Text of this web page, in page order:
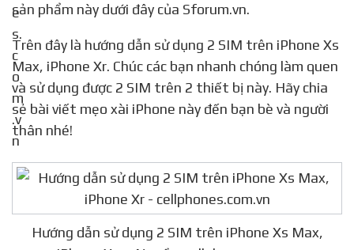
Nếu có dự định mua sắm iPhone Xs Max và iPhone
Xr, bạn nên đọc hướng dẫn sử dụng 2 SIM trên các
sản phẩm này dưới đây của Sforum.vn.
Trên đây là hướng dẫn sử dụng 2 SIM trên iPhone Xs
Max, iPhone Xr. Chúc các bạn nhanh chóng làm quen
và sử dụng được 2 SIM trên 2 thiết bị này. Hãy chia
thân nhé!